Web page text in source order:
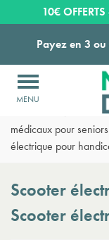
Matériel
médicaux pour
électrique pour
Scooter
Scooter
10€
Payez en 3